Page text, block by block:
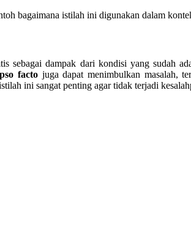
bagaimana istilah ini digunakan dalam
sebagai dampak dari kondisi yang sudah
facto juga dapat menimbulkan masalah,
ini sangat penting agar tidak terjadi